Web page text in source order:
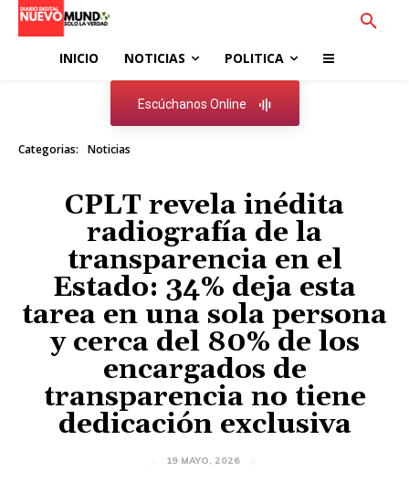
INICIO NOTICIAS POLITICA
Escúchanos Online
Categorias: Noticias
CPLT revela inédita
radiografía de la
transparencia en el
Estado: 34% deja esta
tarea en una sola persona
y cerca del 80% de los
encargados de
transparencia no tiene
dedicación exclusiva
19 MAYO, 2026